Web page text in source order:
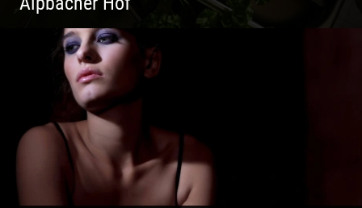
Vorzügliche Weine | Gourmet Küche | Feiste
Kulinarik | Genuss Urlaub